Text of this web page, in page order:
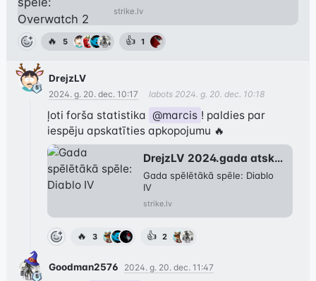
strike.lv
🔥 5 👍 1
DrejzLV
2024. g. 20. dec. 10:17 labots 2024. g. 20. dec. 10:18
ļoti forša statistika @marcis ! paldies par
DrejzLV 2024.gada atskats
Gada spēlētākā spēle: Diablo
IV
strike.lv
🔥 3 👍 2
Goodman2576 2024. g. 20. dec. 11:47